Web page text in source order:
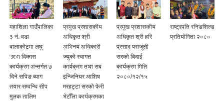
महाशिला गाउँपालिका
३ नं. वडा
बालाकोटमा लघु
उद्यम विकास
कार्यक्रम अन्तर्गत ७
दिने सपिङ ब्याग
तयार सम्वन्धि सीप
मुलक तालिम
प्रमुख प्रशासकीय
अधिकृत श्री
अभिनय अधिकारी
ज्युको स्वागत
कार्यक्रम तथा सब
इन्जिनियर आशिष
मरहट्टा सरको फेरी
भेटौँला कार्यक्रमका
प्रमुख प्रशासकीय
अधिकृत श्री हरि
प्रसाद पराजुली
सरको बिदाई
कार्यक्रम मिति
२०८०/१२/१५
राष्ट्रपति रनिङशिल्ड
प्रतियोगिता २०८०